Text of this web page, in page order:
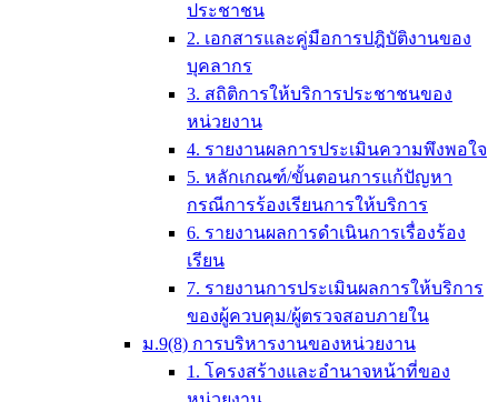
ประชาชน
2. เอกสารและคู่มือการปฎิบัติงานของ
บุคลากร
3. สถิติการให้บริการประชาชนของ
หน่วยงาน
4. รายงานผลการประเมินความพึงพอใจ
5. หลักเกณฑ์/ขั้นตอนการแก้ปัญหา
กรณีการร้องเรียนการให้บริการ
6. รายงานผลการดำเนินการเรื่องร้อง
เรียน
7. รายงานการประเมินผลการให้บริการ
ของผู้ควบคุม/ผู้ตรวจสอบภายใน
ม.9(8) การบริหารงานของหน่วยงาน
1. โครงสร้างและอำนาจหน้าที่ของ